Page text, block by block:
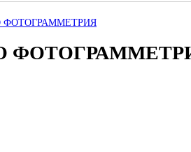
ФОТОГРАММЕТРИЯ